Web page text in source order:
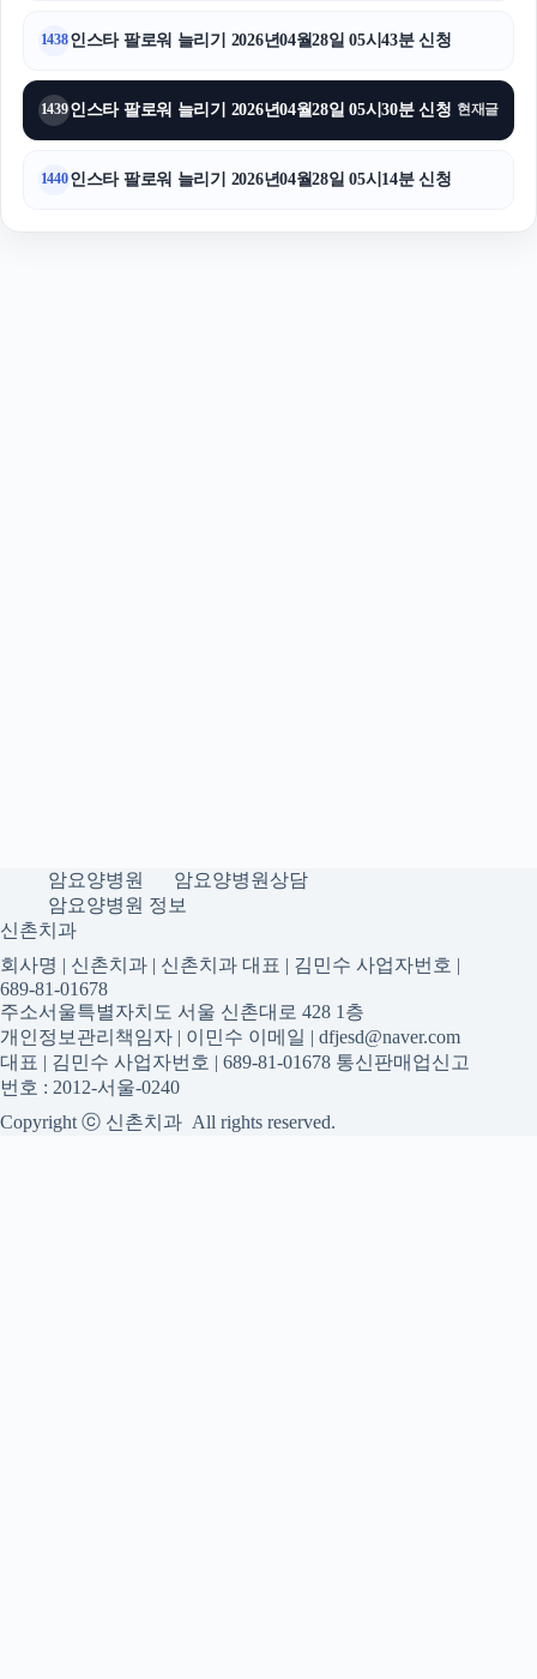
1438인스타 팔로워 늘리기 2026년04월28일 05시43분 신청
1439인스타 팔로워 늘리기 2026년04월28일 05시30분 신청 현재글
1440인스타 팔로워 늘리기 2026년04월28일 05시14분 신청
암요양병원
암요양병원상담
암요양병원 정보
신촌치과
회사명 | 신촌치과 | 신촌치과 대표 | 김민수 사업자번호 |
689-81-01678
주소서울특별자치도 서울 신촌대로 428 1층
개인정보관리책임자 | 이민수 이메일 | dfjesd@naver.com
대표 | 김민수 사업자번호 | 689-81-01678 통신판매업신고
번호 : 2012-서울-0240
Copyright ⓒ 신촌치과 All rights reserved.